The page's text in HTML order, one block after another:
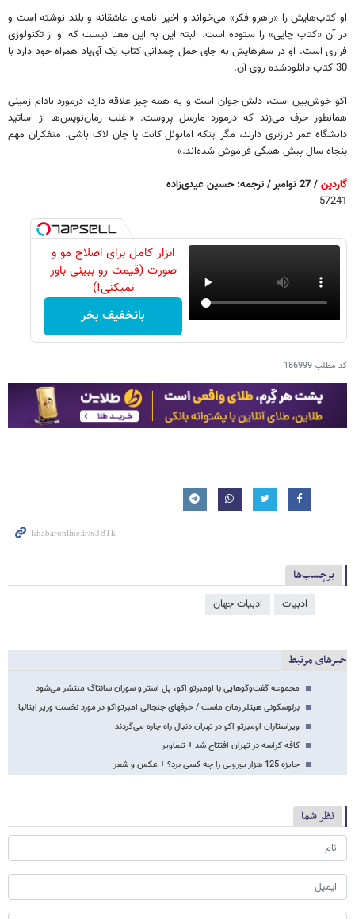
او کتاب‌هایش را «راهرو فکر» می‌خواند و اخیرا نامه‌ای عاشقانه و بلند نوشته است و
در آن «کتاب چاپی» را ستوده است. البته این به این معنا نیست که او از تکنولوژی
فراری است. او در سفرهایش به جای حمل چمدانی کتاب یک آی‌پاد همراه خود دارد با
30 کتاب دانلودشده روی آن.
اکو خوش‌بین است، دلش جوان است و به همه چیز علاقه دارد، درمورد بادام زمینی
همانطور حرف می‌زند که درمورد مارسل پروست. «اغلب رمان‌نویس‌ها از اساتید
دانشگاه عمر درازتری دارند، مگر اینکه امانوئل کانت یا جان لاک باشی. متفکران مهم
پنجاه سال پیش همگی فراموش شده‌اند.»
گاردین / 27 نوامبر / ترجمه: حسین عیدی‌زاده
57241
ابزار کامل برای اصلاح مو و
صورت (قیمت رو ببینی باور
نمیکنی!)
باتخفیف بخر
کد مطلب186999
برچسب‌ها
ادبیات ادبیات جهان
خبرهای مرتبط
مجموعه گفت‌وگوهایی با اومبرتو اکو، پل‌ استر و سوزان سانتاگ منتشر می‌شود
برلوسکونی هیتلر زمان ماست / حرف​های جنجالی امبرتواکو در مورد نخست وزیر ایتالیا
ویراستاران اومبرتو اکو در تهران دنبال راه چاره می‌گردند
کافه کراسه در تهران افتتاح شد + تصاویر
جایزه 125 هزار یورویی را چه کسی برد؟ + عکس و شعر
نظر شما